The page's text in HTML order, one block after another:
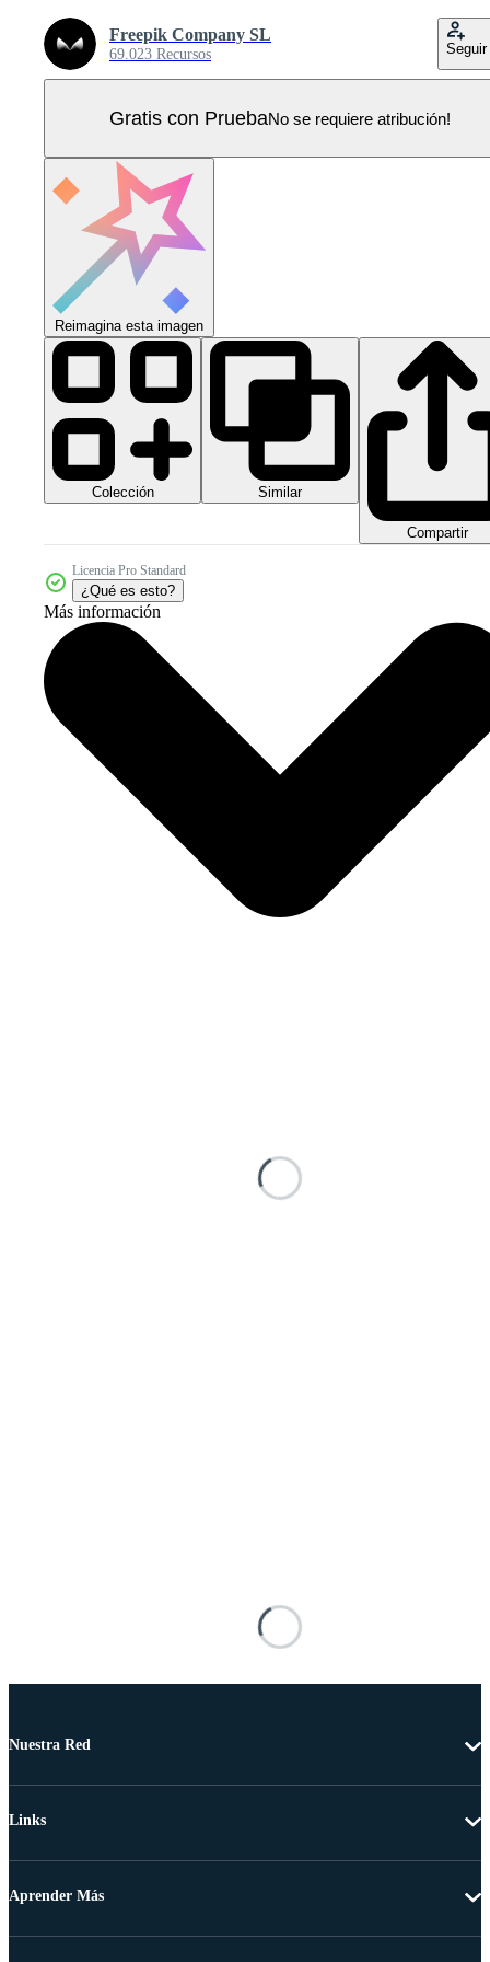
Freepik Company SL
69.023 Recursos Seguir
Gratis con PruebaNo se requiere atribución!
Reimagina esta imagen
Colección Similar
Compartir
Licencia Pro Standard
¿Qué es esto?
Más información
Nuestra Red
Links
Aprender Más